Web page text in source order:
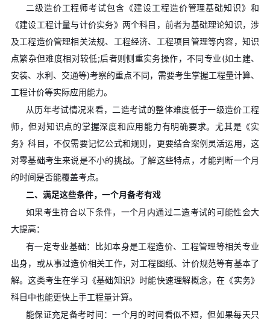
二级造价工程师考试包含《建设工程造价管理基础知识》和
《建设工程计量与计价实务》两个科目，前者为基础理论知识，涉
及工程造价管理相关法规、工程经济、工程项目管理等内容，知识
点繁杂但难度相对较低;后者则侧重实务操作，不同专业(如土建、
安装、水利、交通等)考察的重点不同，需要考生掌握工程量计算、
工程计价等实际应用能力。
从历年考试情况来看，二造考试的整体难度低于一级造价工程
师，但对知识点的掌握深度和应用能力有明确要求。尤其是《实
务》科目，不仅需要记忆公式和规则，更要结合案例灵活运用，这
对零基础考生来说是不小的挑战。了解这些特点，才能判断一个月
的时间是否能覆盖考点。
二、满足这些条件，一个月备考有戏
如果考生符合以下条件，一个月内通过二造考试的可能性会大
大提高：
有一定专业基础：比如本身是工程造价、工程管理等相关专业
出身，或从事过造价相关工作，对工程图纸、计价规范等有基本了
解。这类考生在学习《基础知识》时能快速理解概念，在《实务》
科目中也能更快上手工程量计算。
能保证充足备考时间：一个月的时间看似不短，但如果每天只